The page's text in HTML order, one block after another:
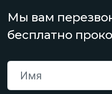
Мы вам
бесплатно